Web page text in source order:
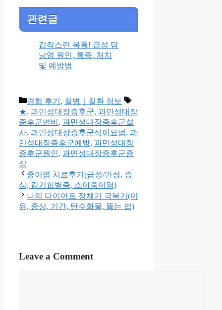
관련글
갑작스런 복통! 급성 담
낭염 원인, 통증, 처치
및 예방법
Categories
경험 후기 , 질병｜질환 정보
Tags
★, 과민성대장증후군, 과민성대장
증후군변비 , 과민성대장증후군설
사, 과민성대장증후군식이요법, 과
민성대장증후군예방, 과민성대장
증후군원인, 과민성대장증후군증
상
중이염 치료후기(급성/만성, 증
상, 감기합병증, 소아중이염)
나의 다이어트 정체기 극복기(이
유, 증상, 기간, 탄수화물, 뚫는 법)
Leave a Comment